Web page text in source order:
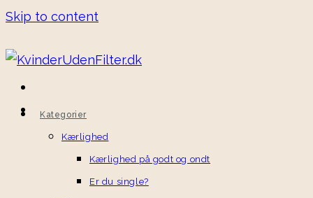
Skip to content
Kategorier
Kærlighed
Kærlighed på godt og ondt
Er du single?